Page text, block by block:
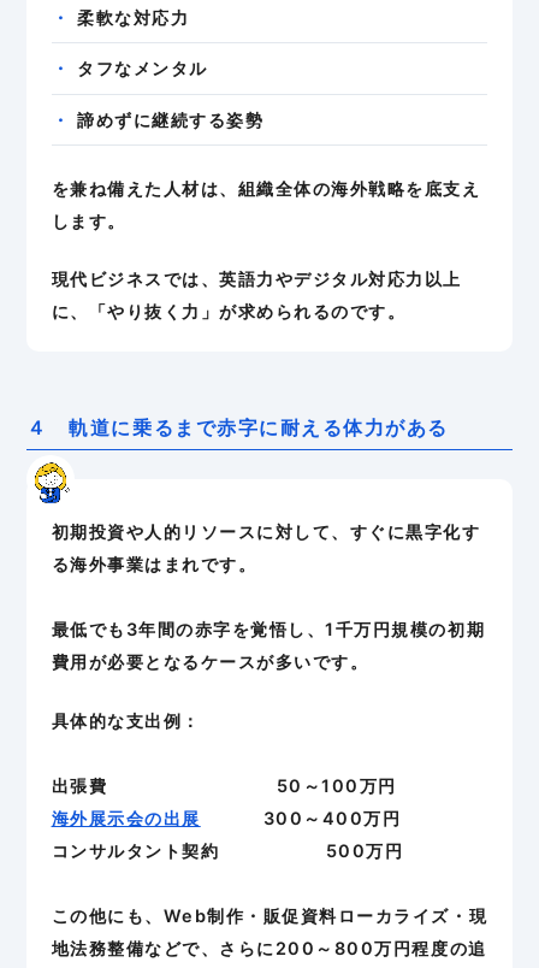
柔軟な対応力
タフなメンタル
諦めずに継続する姿勢
を兼ね備えた人材は、組織全体の海外戦略を底支え
します。
現代ビジネスでは、英語力やデジタル対応力以上
に、「やり抜く力」が求められるのです。
４ 軌道に乗るまで赤字に耐える体力がある
初期投資や人的リソースに対して、すぐに黒字化す
る海外事業はまれです。
最低でも3年間の赤字を覚悟し、1千万円規模の初期
費用が必要となるケースが多いです。
具体的な支出例：
出張費 50～100万円
海外展示会の出展
300～400万円
コンサルタント契約 500万円
この他にも、Web制作・販促資料ローカライズ・現
地法務整備などで、さらに200～800万円程度の追